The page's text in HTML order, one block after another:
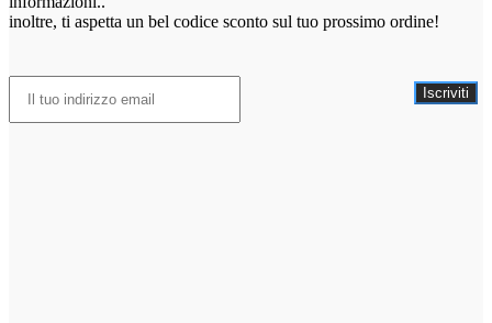
inoltre, ti aspetta un bel codice sconto sul tuo prossimo ordine!
Iscriviti